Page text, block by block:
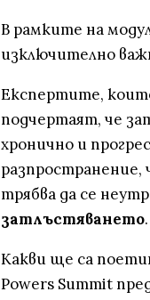
В рамките на
изключително
Експертите,
подчертаят, че
хронично и
разпространение,
трябва да се
затлъстяването.
Какви ще са
Powers Summit